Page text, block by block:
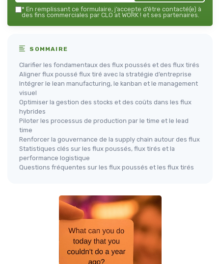
* En remplissant ce formulaire, j’accepte d’être contacté(e) à
des fins commerciales par CLO at WORK ! et ses partenaires.
SOMMAIRE
Clarifier les fondamentaux des flux poussés et des flux tirés
Aligner flux poussé flux tiré avec la stratégie d’entreprise
Intégrer le lean manufacturing, le kanban et le management
visuel
Optimiser la gestion des stocks et des coûts dans les flux
hybrides
Piloter les processus de production par le time et le lead
time
Renforcer la gouvernance de la supply chain autour des flux
Statistiques clés sur les flux poussés, flux tirés et la
performance logistique
Questions fréquentes sur les flux poussés et les flux tirés